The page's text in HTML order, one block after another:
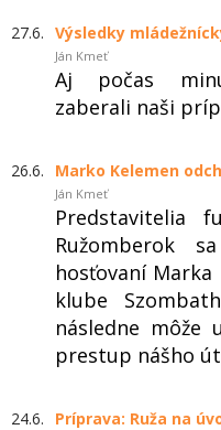
27.6. Výsledky
Ján Kmeť
Aj počas
zaberali naši
26.6. Marko Kelemen
Ján Kmeť
Predstavitelia
Ružomberok
hosťovaní Marka
klube
následne
prestup nášho
24.6. Príprava: Ruža na